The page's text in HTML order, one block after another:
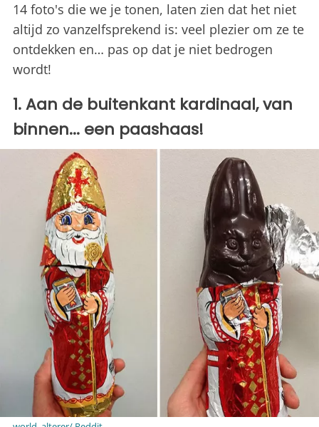
14 foto's die we je tonen, laten zien dat het niet
altijd zo vanzelfsprekend is: veel plezier om ze te
ontdekken en… pas op dat je niet bedrogen
wordt!
1. Aan de buitenkant kardinaal, van
binnen... een paashaas!